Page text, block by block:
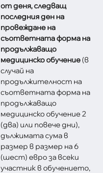
от деня, следващ
последния ден на
провеждане на
съответната форма на
продължаващо
медицинско обучение (в
случай на
продължителност на
съответната форма на
продължаващо
медицинско обучение 2
(два) или повече дни),
дължимата сума в
размер в размер на 6
(шест) евро за всеки
участник в обучението,